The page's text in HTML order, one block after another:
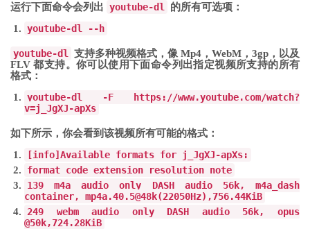
运行下面命令会列出 youtube-dl
的所有可选项：
youtube-dl -- h
youtube-dl
支持多种视频格式，像 Mp4，WebM，3gp，以及
FLV 都支持。你可以使用下面命令列出指定视频所支持的所有
格式：
youtube-dl -F https: //www.youtube.com/watch?
v=j_JgXJ-apXs
如下所示，你会看到该视频所有可能的格式：
[info] Available formats for j_JgXJ-apXs:
format code extension resolution note
139 m4a audio only DASH audio 56k,
m4a_dash
container, mp4a.40.5@48k(22050Hz),756.44KiB
249 webm audio only DASH audio 56k,
opus
@50k,724.28KiB